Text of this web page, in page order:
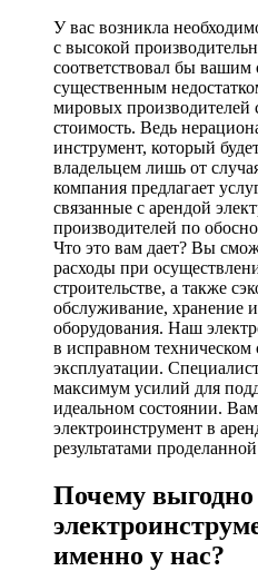
У вас возникла
с высокой
соответствовал бы
существенным
мировых производителей
стоимость. Ведь
инструмент, который
владельцем лишь от
компания предлагает
связанные с арендой
производителей по
Что это вам дает? Вы
расходы при
строительстве, а также
обслуживание, хранение
оборудования. Наш
в исправном техническом
эксплуатации.
максимум усилий для
идеальном состоянии. Вам
электроинструмент в
результатами
Почему выгодно
именно у нас?